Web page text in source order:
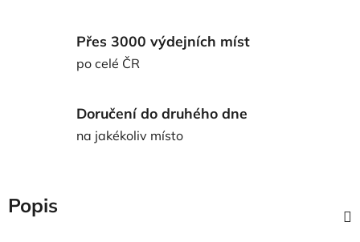
Přes 3000 výdejních míst
po celé ČR
Doručení do druhého dne
na jakékoliv místo
Popis